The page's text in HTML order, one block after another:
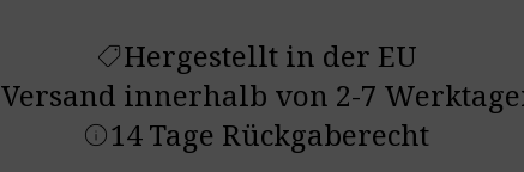
shoppingmodeHergestellt in der EU
Versand innerhalb von 2-7
info14 Tage Rückgaberecht